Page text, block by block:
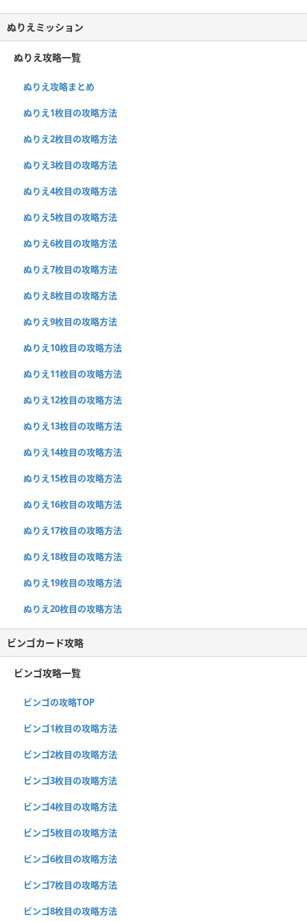
ぬりえミッション
ぬりえ攻略一覧
ぬりえ攻略まとめ
ぬりえ1枚目の攻略方法
ぬりえ2枚目の攻略方法
ぬりえ3枚目の攻略方法
ぬりえ4枚目の攻略方法
ぬりえ5枚目の攻略方法
ぬりえ6枚目の攻略方法
ぬりえ7枚目の攻略方法
ぬりえ8枚目の攻略方法
ぬりえ9枚目の攻略方法
ぬりえ10枚目の攻略方法
ぬりえ11枚目の攻略方法
ぬりえ12枚目の攻略方法
ぬりえ13枚目の攻略方法
ぬりえ14枚目の攻略方法
ぬりえ15枚目の攻略方法
ぬりえ16枚目の攻略方法
ぬりえ17枚目の攻略方法
ぬりえ18枚目の攻略方法
ぬりえ19枚目の攻略方法
ぬりえ20枚目の攻略方法
ビンゴカード攻略
ビンゴ攻略一覧
ビンゴの攻略TOP
ビンゴ1枚目の攻略方法
ビンゴ2枚目の攻略方法
ビンゴ3枚目の攻略方法
ビンゴ4枚目の攻略方法
ビンゴ5枚目の攻略方法
ビンゴ6枚目の攻略方法
ビンゴ7枚目の攻略方法
ビンゴ8枚目の攻略方法